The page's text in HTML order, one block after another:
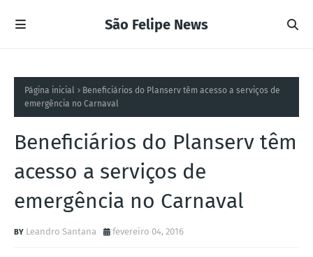
São Felipe News
Página inicial
Beneficiários do Planserv têm acesso a serviços de
emergência no Carnaval
Beneficiários do Planserv têm
acesso a serviços de
emergência no Carnaval
Leandro Santana fevereiro 04, 2016